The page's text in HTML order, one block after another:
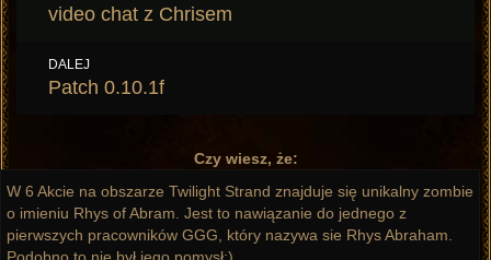
wpis:
video chat z Chrisem
DALEJ
Następny
Patch 0.10.1f
Czy wiesz, że:
W 6 Akcie na obszarze Twilight Strand znajduje się unikalny zombie
o imieniu Rhys of Abram. Jest to nawiązanie do jednego z
pierwszych pracowników GGG, który nazywa sie Rhys Abraham.